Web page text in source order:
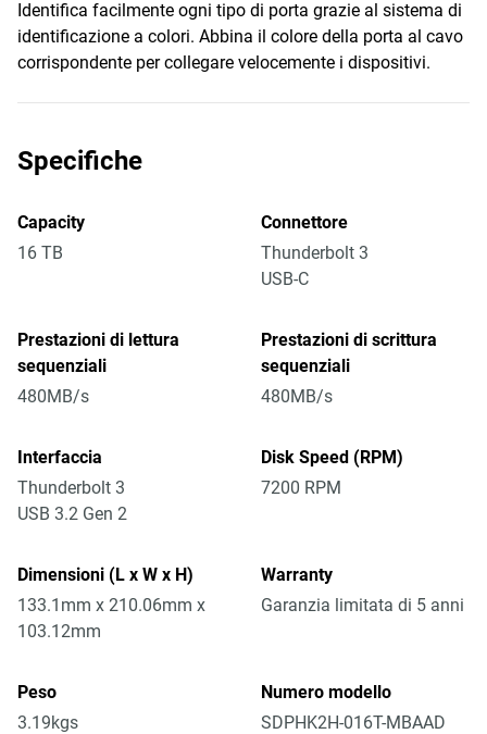
Identifica facilmente ogni tipo di porta grazie al sistema di
identificazione a colori. Abbina il colore della porta al cavo
corrispondente per collegare velocemente i dispositivi.
Specifiche
Capacity
16 TB
Connettore
Thunderbolt 3
USB-C
Prestazioni di lettura
sequenziali
480MB/s
Prestazioni di scrittura
sequenziali
480MB/s
Interfaccia
Thunderbolt 3
USB 3.2 Gen 2
Disk Speed (RPM)
7200 RPM
Dimensioni (L x W x H)
133.1mm x 210.06mm x
103.12mm
Warranty
Garanzia limitata di 5 anni
Peso
3.19kgs
Numero modello
SDPHK2H-016T-MBAAD